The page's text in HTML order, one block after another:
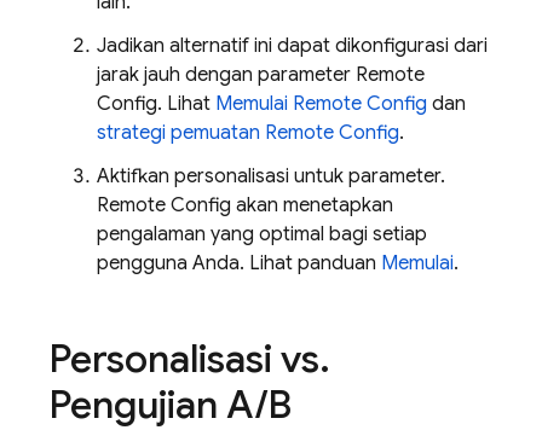
Jadikan alternatif ini dapat dikonfigurasi dari
jarak jauh dengan parameter Remote
Config. Lihat Memulai Remote Config dan
strategi pemuatan Remote Config.
Aktifkan personalisasi untuk parameter.
Remote Config akan menetapkan
pengalaman yang optimal bagi setiap
pengguna Anda. Lihat panduan Memulai.
Personalisasi vs.
Pengujian A/B